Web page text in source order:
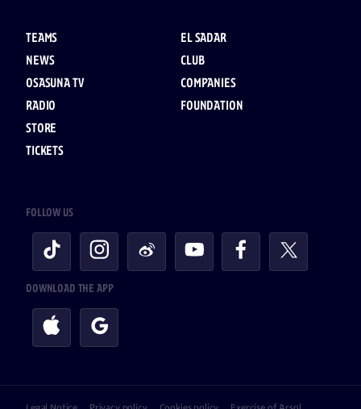
TEAMS
NEWS
OSASUNA TV
RADIO
STORE
TICKETS
EL SADAR
CLUB
COMPANIES
FOUNDATION
FOLLOW US
DOWNLOAD THE APP